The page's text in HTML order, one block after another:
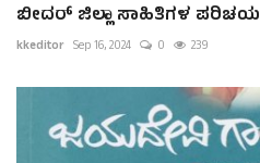
ಬೀದರ್ ಜಿಲ್ಲಾ ಸಾಹಿತಿಗಳ ಪರಿಚಯ
kkeditor Sep 16, 2024 0 239